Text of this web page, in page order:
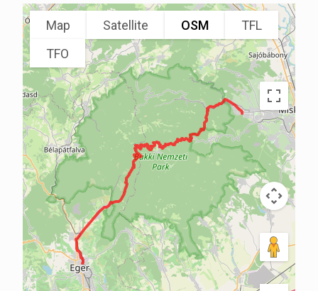
Map Satellite OSM
TFL
TFO